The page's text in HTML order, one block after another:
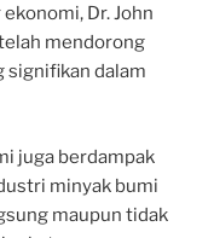
Dr. John
mendorong
signifikan dalam
juga berdampak
minyak bumi
maupun tidak